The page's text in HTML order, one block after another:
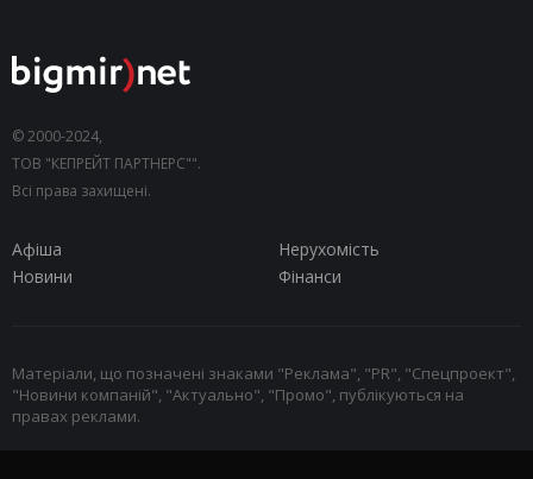
© 2000-2024,
ТОВ "КЕПРЕЙТ ПАРТНЕРС"".
Всі права захищені.
Афіша
Нерухомість
Новини
Фінанси
Матеріали, що позначені знаками "Реклама", "PR", "Спецпроект",
"Новини компаній", "Актуально", "Промо", публікуються на
правах реклами.